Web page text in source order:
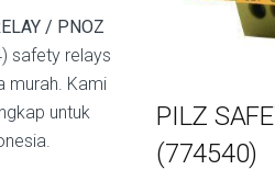
/ PNOZ
safety relays
murah. Kami
untuk
PILZ
(774540)